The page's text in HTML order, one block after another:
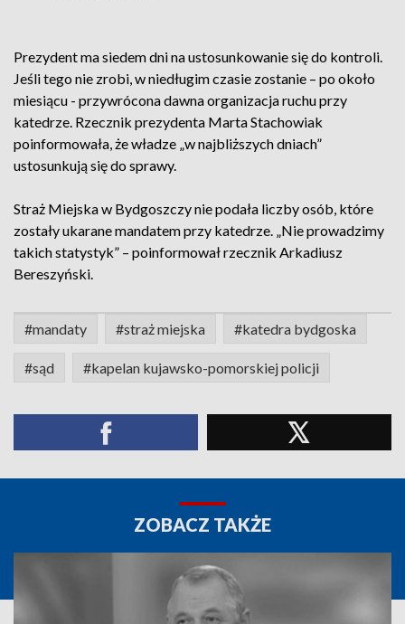
Prezydent ma siedem dni na ustosunkowanie się do kontroli.
Jeśli tego nie zrobi, w niedługim czasie zostanie – po około
miesiącu - przywrócona dawna organizacja ruchu przy
katedrze. Rzecznik prezydenta Marta Stachowiak
poinformowała, że władze „w najbliższych dniach”
ustosunkują się do sprawy.
Straż Miejska w Bydgoszczy nie podała liczby osób, które
zostały ukarane mandatem przy katedrze. „Nie prowadzimy
takich statystyk” – poinformował rzecznik Arkadiusz
Bereszyński.
#mandaty #straż miejska #katedra bydgoska
#sąd #kapelan kujawsko-pomorskiej policji
ZOBACZ TAKŻE